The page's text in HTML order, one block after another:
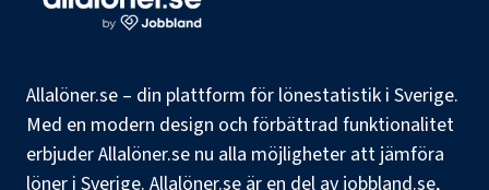
Allalöner.se – din plattform för lönestatistik i Sverige.
Med en modern design och förbättrad funktionalitet
erbjuder Allalöner.se nu alla möjligheter att jämföra
löner i Sverige. Allalöner.se är en del av jobbland.se,